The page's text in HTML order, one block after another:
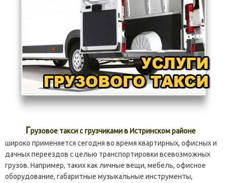
Грузовое такси с грузчиками в Истринском районе
широко применяется сегодня во время квартирных, офисных и
дачных переездов с целью транспортировки всевозможных
грузов. Например, таких как личные вещи, мебель, офисное
оборудование, габаритные музыкальные инструменты,